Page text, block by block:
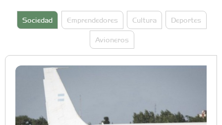
Sociedad Emprendedores Cultura Deportes
Avioneros